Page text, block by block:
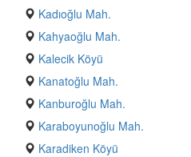
Kadıoğlu Mah.
Kahyaoğlu Mah.
Kalecik Köyü
Kanatoğlu Mah.
Kanburoğlu Mah.
Karaboyunoğlu Mah.
Karadiken Köyü